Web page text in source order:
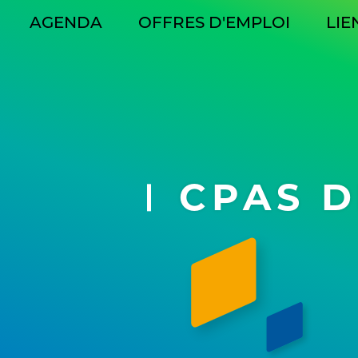
AGENDA OFFRES D'EMPLOI
CPAS